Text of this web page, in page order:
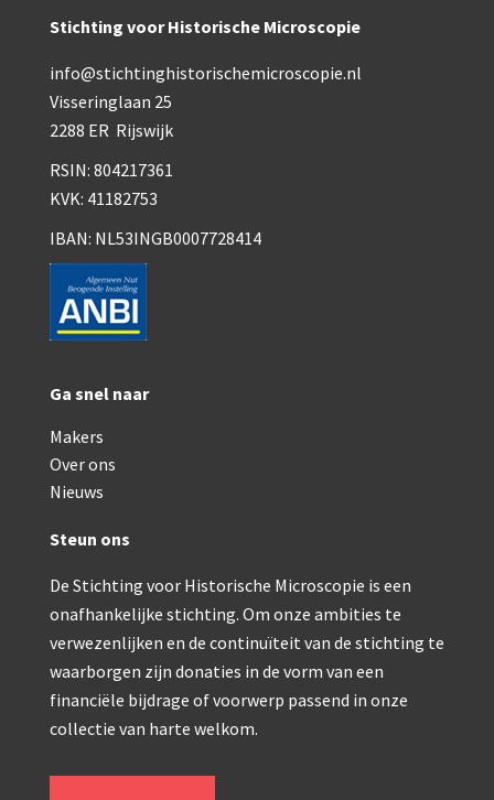
Stichting voor Historische Microscopie
info@stichtinghistorischemicroscopie.nl
Visseringlaan 25
2288 ER Rijswijk
RSIN: 804217361
KVK: 41182753
IBAN: NL53INGB0007728414
Ga snel naar
Makers
Over ons
Nieuws
Steun ons
De Stichting voor Historische Microscopie is een
onafhankelijke stichting. Om onze ambities te
verwezenlijken en de continuïteit van de stichting te
waarborgen zijn donaties in de vorm van een
financiële bijdrage of voorwerp passend in onze
collectie van harte welkom.